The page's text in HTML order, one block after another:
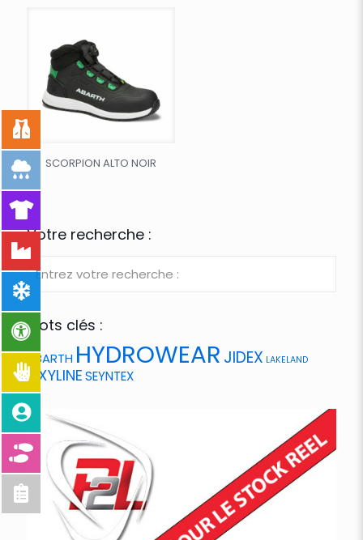
SCORPION ALTO NOIR
Votre recherche :
Mots clés :
ABARTH HYDROWEAR JIDEX LAKELAND
OXYLINESEYNTEX